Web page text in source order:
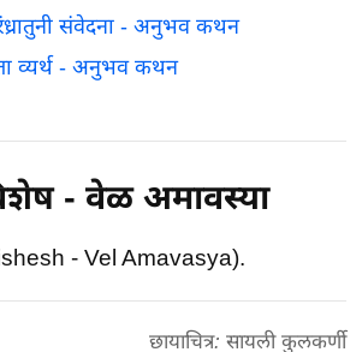
रंध्रातुनी संवेदना - अनुभव कथन
व्यर्थ - अनुभव कथन
- वेळ अमावस्या
- Vel Amavasya).
छायाचित्र: सायली कुलकर्णी